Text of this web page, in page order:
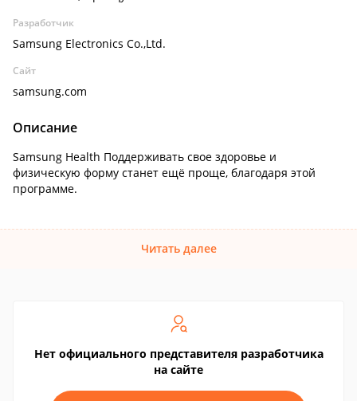
Разработчик
Samsung Electronics Co.,Ltd.
Сайт
samsung.com
Описание
Samsung Health Поддерживать свое здоровье и
физическую форму станет ещё проще, благодаря этой
программе.
Читать далее
Нет официального представителя разработчика
на сайте